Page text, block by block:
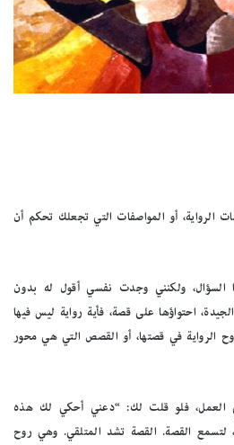
الرواية، أو المواصفات التي تجعلك تحكم أن
السؤال، ولكنني وجدت نفسي أقول له بدون
احتواؤها على قصة، فأية رواية ليس فيها
الرواية في قصتها، أو القصص التي هي محور
العمل، فلو قلت لك: “دعني أحكي لك هذه
لتسمع القصة. القصة تشد المتلقي. وهي روح